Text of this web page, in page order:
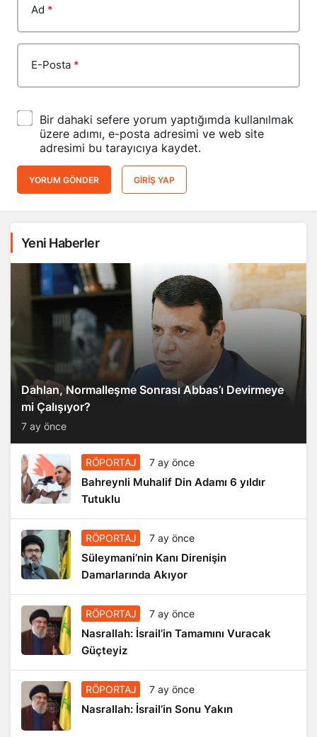
Ad *
E-Posta *
Bir dahaki sefere yorum yaptığımda kullanılmak
üzere adımı, e-posta adresimi ve web site
adresimi bu tarayıcıya kaydet.
YORUM GÖNDER GIRIŞ YAP
Yeni Haberler
Dahlan, Normalleşme Sonrası Abbas’ı Devirmeye
mi Çalışıyor?
7 ay önce
RÖPORTAJ 7 ay önce
Bahreynli Muhalif Din Adamı 6 yıldır
Tutuklu
RÖPORTAJ 7 ay önce
Süleymani’nin Kanı Direnişin
Damarlarında Akıyor
RÖPORTAJ 7 ay önce
Nasrallah: İsrail’in Tamamını Vuracak
Güçteyiz
RÖPORTAJ 7 ay önce
Nasrallah: İsrail’in Sonu Yakın